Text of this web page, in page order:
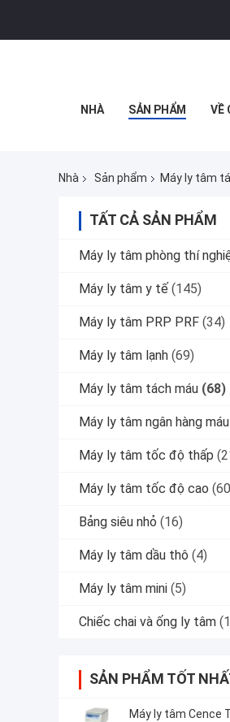
NHÀ SẢN PHẨM VỀ
Nhà Sản phẩm Máy ly tâm
TẤT CẢ SẢN PHẨM
Máy ly tâm phòng thí
Máy ly tâm y tế (145)
Máy ly tâm PRP PRF (34)
Máy ly tâm lạnh (69)
Máy ly tâm tách máu (68)
Máy ly tâm ngân hàng máu
Máy ly tâm tốc độ thấp
Máy ly tâm tốc độ cao
Bảng siêu nhỏ (16)
Máy ly tâm dầu thô (4)
Máy ly tâm mini (5)
Chiếc chai và ống ly tâm
SẢN PHẨM TỐT
Máy ly tâm Cence